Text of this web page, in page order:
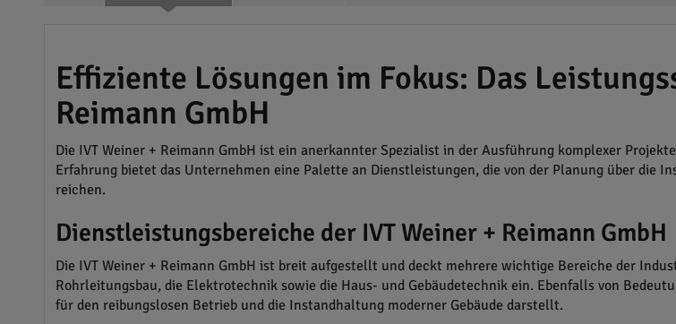
Effiziente Lösungen im Fokus: Das
Reimann GmbH
Die IVT Weiner + Reimann GmbH ist ein anerkannter Spezialist in der Ausführung komplexer
Erfahrung bietet das Unternehmen eine Palette an Dienstleistungen, die von der Planung über die
reichen.
Dienstleistungsbereiche der IVT Weiner + Reimann GmbH
Die IVT Weiner + Reimann GmbH ist breit aufgestellt und deckt mehrere wichtige Bereiche der
Rohrleitungsbau, die Elektrotechnik sowie die Haus- und Gebäudetechnik ein. Ebenfalls von
für den reibungslosen Betrieb und die Instandhaltung moderner Gebäude darstellt.